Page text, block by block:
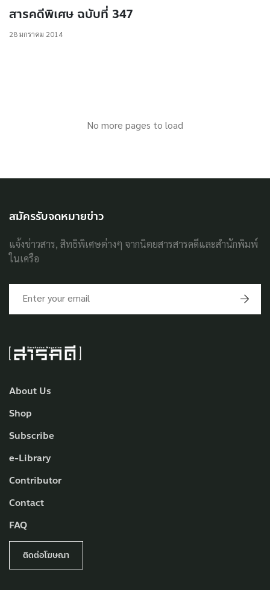
สารคดีพิเศษ ฉบับที่ 347
28 มกราคม 2014
No more pages to load
About Us
Shop
Subscribe
e-Library
Contributor
Contact
FAQ
ติดต่อโฆษณา
สมัครรับจดหมายข่าว
แจ้งข่าวสาร, สิทธิพิเศษต่างๆ จากนิตยสารสารคดีและสำนักพิมพ์
ในเครือ